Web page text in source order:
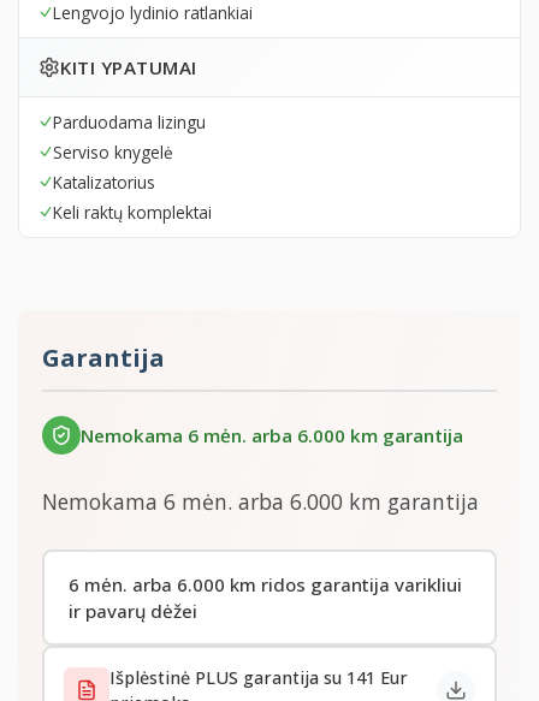
Lengvojo lydinio ratlankiai
KITI YPATUMAI
Parduodama lizingu
Serviso knygelė
Katalizatorius
Keli raktų komplektai
Garantija
Nemokama 6 mėn. arba 6.000 km garantija
Nemokama 6 mėn. arba 6.000 km garantija
6 mėn. arba 6.000 km ridos garantija varikliui
ir pavarų dėžei
Išplėstinė PLUS garantija su 141 Eur